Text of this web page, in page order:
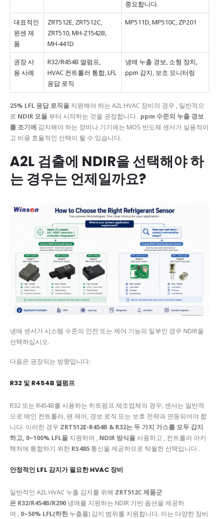
중요합니다.
대표적인
윈센 제
품
ZRT512E, ZRT512C,
ZRT510, MH-Z1542B,
MH-441D
MP511D, MP510C, ZP201
권장 사
용 사례
R32/R454B 열펌프,
HVAC 컨트롤러 통합, LFL
응답 로직
냉매 누출 경보, 소형 장치,
ppm 감지, 보조 모니터링
25% LFL 응답 로직을 지원해야 하는 A2L HVAC 장비의 경우 , 일반적으
로 NDIR 모듈 부터 시작하는 것을 권장합니다 . ppm 수준의 누출 경보
를 조기에 감지해야 하는 장비나 기기에는 MOS 반도체 센서가 실용적이
고 비용 효율적인 선택이 될 수 있습니다.
A2L 검출에 NDIR을 선택해야 하
는 경우는 언제일까요?
냉매 센서가 시스템 수준의 안전 또는 제어 기능의 일부인 경우 NDIR을
선택하십시오.
다음은 권장되는 방향입니다:
R32 및 R454B 열펌프
R32 또는 R454B를 사용하는 히트펌프 제조업체의 경우, 센서는 일반적
으로 메인 컨트롤러, 팬 제어, 경보 로직 또는 보호 전략과 연동되어야 합
니다. 이러한 경우 ZRT512E-R454B & R32는 두 가지 가스를 모두 감지
하고, 0~100% LFL을 지원하며 , NDIR 방식을사용하고 , 컨트롤러 아키
텍처에 통합하기 위한 RS485 통신을 제공하므로 탁월한 선택입니다 .
안정적인 LFL 감지가 필요한 HVAC 장비
일반적인 A2L HVAC 누출 감지를 위해 ZRT512C 제품군
은 R32/R454B/R290 냉매를 지원하는 NDIR 기반 옵션을 제공하
며 , 0~50% LFL(하한누출률) 감지 범위를 지원합니다. 이는 다양한 장비